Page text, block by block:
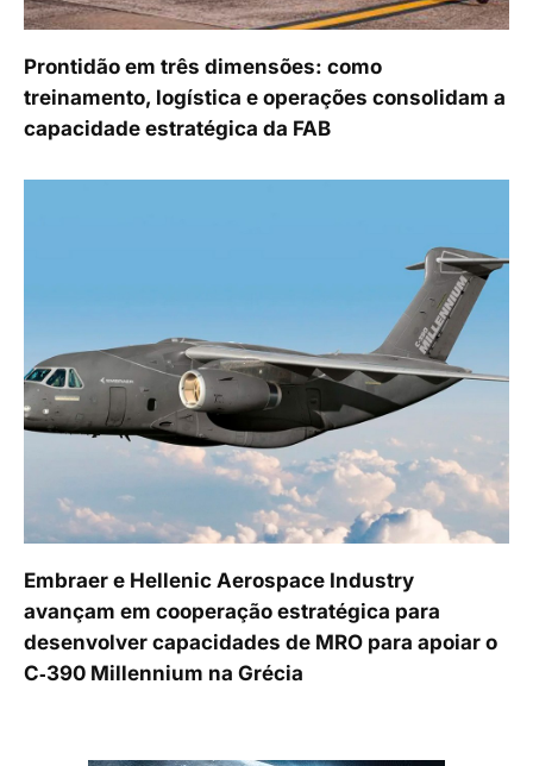
Prontidão em três dimensões: como
treinamento, logística e operações consolidam a
capacidade estratégica da FAB
Embraer e Hellenic Aerospace Industry
avançam em cooperação estratégica para
desenvolver capacidades de MRO para apoiar o
C‑390 Millennium na Grécia